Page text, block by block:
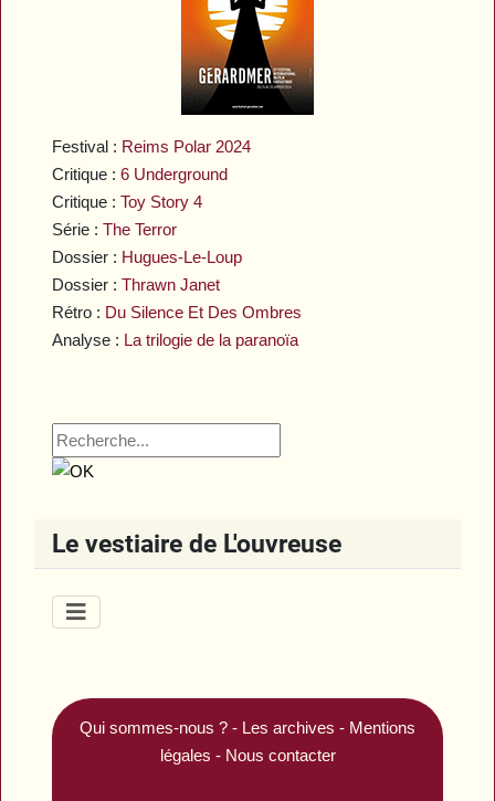
Festival : Reims Polar 2024
Critique :6 Underground
Critique :Toy Story 4
Série :The Terror
Dossier : Hugues-Le-Loup
Dossier :Thrawn Janet
Rétro : Du Silence Et Des Ombres
Analyse : La trilogie de la paranoïa
Le vestiaire de L'ouvreuse
Qui sommes-nous ? - Les archives - Mentions
légales - Nous contacter